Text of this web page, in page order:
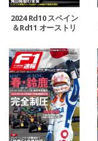
2024 Rd10 スペイン
＆Rd11 オーストリ
P号